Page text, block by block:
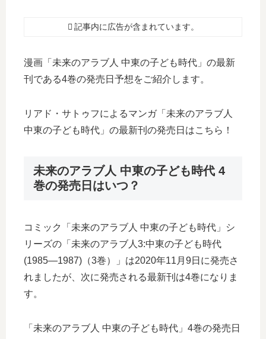
記事内に広告が含まれています。
漫画「未来のアラブ人 中東の子ども時代」の最新
刊である4巻の発売日予想をご紹介します。
リアド・サトゥフによるマンガ「未来のアラブ人
中東の子ども時代」の最新刊の発売日はこちら！
未来のアラブ人 中東の子ども時代 4
巻の発売日はいつ？
コミック「未来のアラブ人 中東の子ども時代」シ
リーズの「未来のアラブ人3:中東の子ども時代
(1985―1987)（3巻）」は2020年11月9日に発売さ
れましたが、次に発売される最新刊は4巻になりま
す。
「未来のアラブ人 中東の子ども時代」4巻の発売日